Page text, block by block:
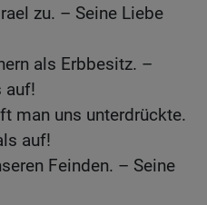
zu. – Seine Liebe
als Erbbesitz. –
auf!
man uns unterdrückte.
auf!
Feinden. – Seine